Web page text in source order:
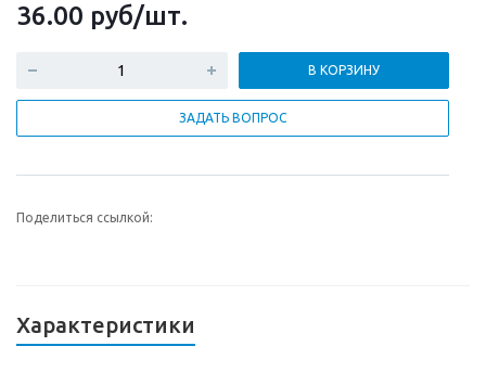
36.00 руб/шт.
В КОРЗИНУ
ЗАДАТЬ ВОПРОС
Поделиться ссылкой:
Характеристики